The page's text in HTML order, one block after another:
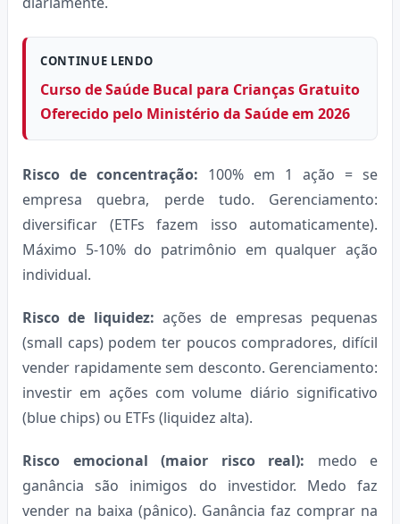
CONTINUE LENDO
Curso de Saúde Bucal para Crianças Gratuito
Oferecido pelo Ministério da Saúde em 2026
Risco de concentração: 100% em 1 ação = se
empresa quebra, perde tudo. Gerenciamento:
diversificar (ETFs fazem isso automaticamente).
Máximo 5-10% do patrimônio em qualquer ação
individual.
Risco de liquidez: ações de empresas pequenas
(small caps) podem ter poucos compradores, difícil
vender rapidamente sem desconto. Gerenciamento:
investir em ações com volume diário significativo
(blue chips) ou ETFs (liquidez alta).
Risco emocional (maior risco real): medo e
ganância são inimigos do investidor. Medo faz
vender na baixa (pânico). Ganância faz comprar na